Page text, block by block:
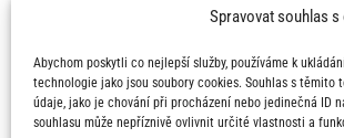
Spravovat souhlas
Abychom poskytli co nejlepší služby, používáme k
technologie jako jsou soubory cookies. Souhlas s těmito
údaje, jako je chování při procházení nebo jedinečná ID
souhlasu může nepříznivě ovlivnit určité vlastnosti a